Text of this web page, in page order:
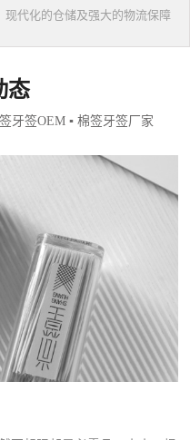
现代化的仓储及强大的物流保障
态
牙签OEM ▪ 棉签牙签厂家